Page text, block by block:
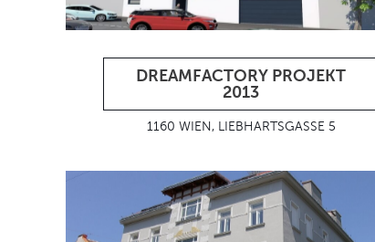
DREAMFACTORY PROJEKT
2013
1160 WIEN, LIEBHARTSGASSE 5